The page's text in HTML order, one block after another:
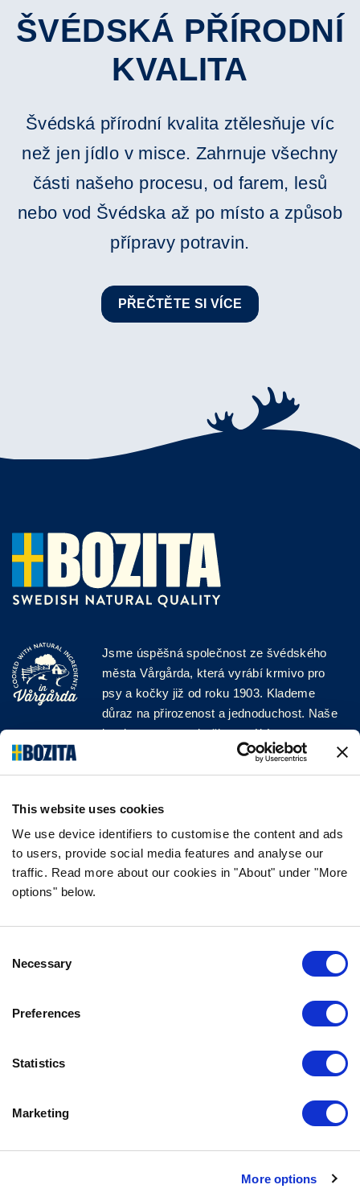
This website uses cookies
We use device identifiers to customise the content and ads
to users, provide social media features and analyse our
traffic. Read more about our cookies in "About" under "More
options" below.
Selection
Necessary
Preferences
Statistics
Marketing
More options
ŠVÉDSKÁ PŘÍRODNÍ
KVALITA
Švédská přírodní kvalita ztělesňuje víc
než jen jídlo v misce. Zahrnuje všechny
části našeho procesu, od farem, lesů
nebo vod Švédska až po místo a způsob
přípravy potravin.
PŘEČTĚTE SI VÍCE
Jsme úspěšná společnost ze švédského
města Vårgårda, která vyrábí krmivo pro
psy a kočky již od roku 1903. Klademe
důraz na přirozenost a jednoduchost. Naše
krmiva pro psy a kočky vyrábíme z vysoce
kvalitních surovin a bez jakýchkoli přísad!
SÍTÍCH
INFORMACE
ZÁRUKA CHUTI
NAŠE ZÁSADY OCHRANY OSOBNÍCH ÚDAJŮ
info@bozita.com